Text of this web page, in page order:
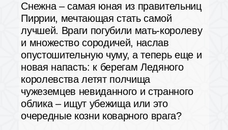
Снежна – самая юная из правительниц
Пиррии, мечтающая стать самой
лучшей. Враги погубили мать-королеву
и множество сородичей, наслав
опустошительную чуму, а теперь еще и
новая напасть: к берегам Ледяного
королевства летят полчища
чужеземцев невиданного и странного
облика – ищут убежища или это
очередные козни коварного врага?